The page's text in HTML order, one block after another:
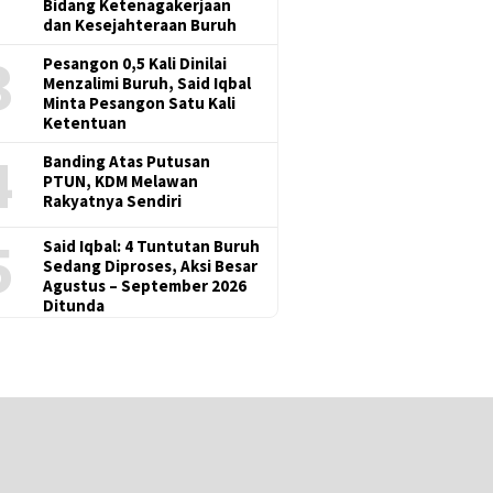
Bidang Ketenagakerjaan
dan Kesejahteraan Buruh
Pesangon 0,5 Kali Dinilai
Menzalimi Buruh, Said Iqbal
Minta Pesangon Satu Kali
Ketentuan
Banding Atas Putusan
PTUN, KDM Melawan
Rakyatnya Sendiri
Said Iqbal: 4 Tuntutan Buruh
Sedang Diproses, Aksi Besar
Agustus – September 2026
Ditunda